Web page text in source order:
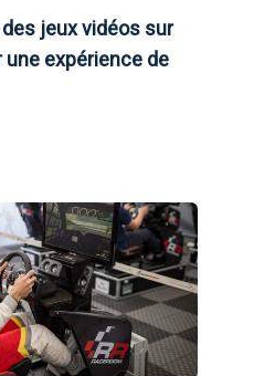
jeux vidéos sur
une expérience de